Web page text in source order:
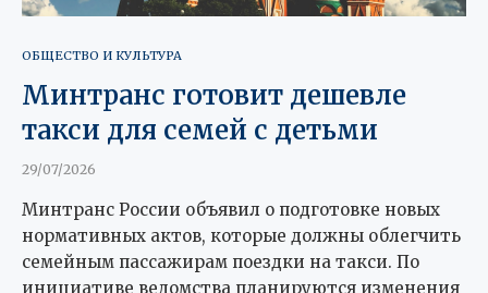
ОБЩЕСТВО И КУЛЬТУРА
Минтранс готовит дешевле
такси для семей с детьми
29/07/2026
Минтранс России объявил о подготовке новых
нормативных актов, которые должны облегчить
семейным пассажирам поездки на такси. По
инициативе ведомства планируются изменения